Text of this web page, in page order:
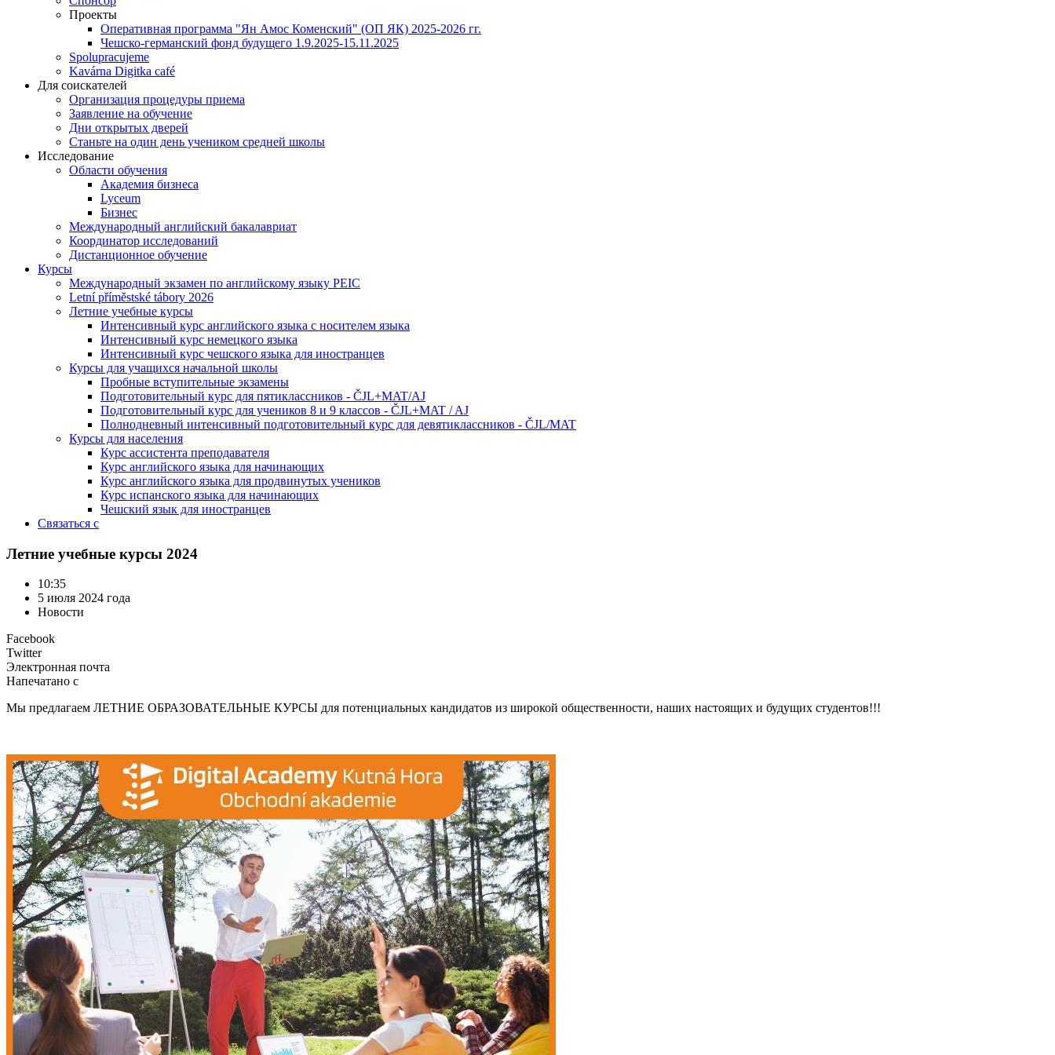
Проекты
Оперативная программа "Ян Амос Коменский" (ОП ЯК) 2025-2026 гг.
Чешско-германский фонд будущего 1.9.2025-15.11.2025
Spolupracujeme
Kavárna Digitka café
Для соискателей
Организация процедуры приема
Заявление на обучение
Дни открытых дверей
Станьте на один день учеником средней школы
Исследование
Области обучения
Академия бизнеса
Lyceum
Бизнес
Международный английский бакалавриат
Координатор исследований
Дистанционное обучение
Курсы
Международный экзамен по английскому языку PEIC
Letní příměstské tábory 2026
Летние учебные курсы
Интенсивный курс английского языка с носителем языка
Интенсивный курс немецкого языка
Интенсивный курс чешского языка для иностранцев
Курсы для учащихся начальной школы
Пробные вступительные экзамены
Подготовительный курс для пятиклассников - ČJL+MAT/AJ
Подготовительный курс для учеников 8 и 9 классов - ČJL+MAT / AJ
Полнодневный интенсивный подготовительный курс для девятиклассников - ČJL/MAT
Курсы для населения
Курс ассистента преподавателя
Курс английского языка для начинающих
Курс английского языка для продвинутых учеников
Курс испанского языка для начинающих
Чешский язык для иностранцев
Связаться с
Летние учебные курсы 2024
10:35
5 июля 2024 года
Новости
Facebook
Twitter
Электронная почта
Напечатано с
Мы предлагаем ЛЕТНИЕ ОБРАЗОВАТЕЛЬНЫЕ КУРСЫ для потенциальных кандидатов из широкой общественности, наших настоящих и будущих студентов!!!